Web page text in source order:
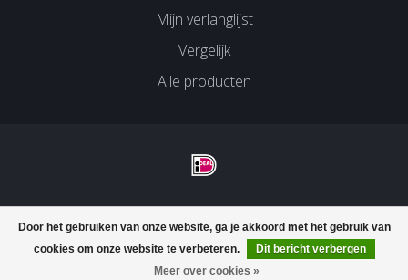
Door het gebruiken van onze website, ga je akkoord met het gebruik van
cookies om onze website te verbeteren.
Dit bericht verbergen
Meer over cookies »
Mijn verlanglijst
Vergelijk
Alle producten
© Copyright 2026 Velco Huissen - Powered byLightspeed-
Dyvelopment